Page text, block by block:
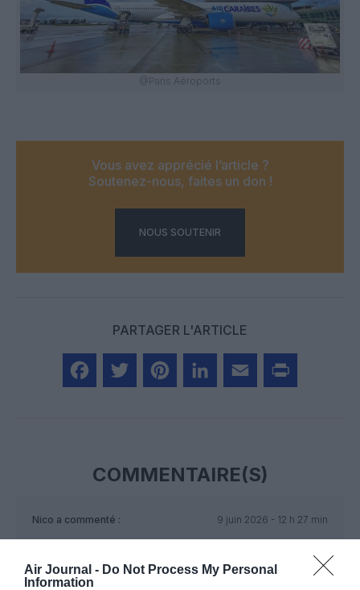
Air Journal - Do Not Process My Personal
Information
@Paris Aéroports
Vous avez apprécié l’article ?
Soutenez-nous, faites un don !
NOUS SOUTENIR
PARTAGER L'ARTICLE
COMMENTAIRE(S)
Nico a commenté :
9 juin 2026 - 12 h 27 min
Bravo TX, 400pax avec 1 hôtel sur Booking.